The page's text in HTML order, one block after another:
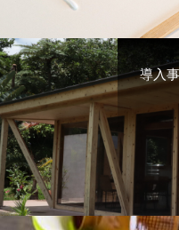
導入